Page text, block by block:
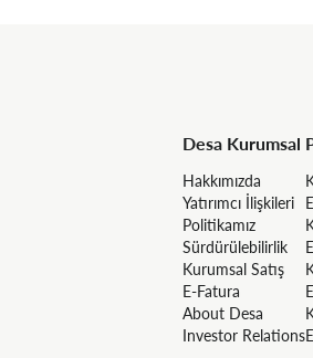
Desa Kurumsal
Hakkımızda
Yatırımcı İlişkileri
Politikamız
Sürdürülebilirlik
Kurumsal Satış
E-Fatura
About Desa
Investor Relations